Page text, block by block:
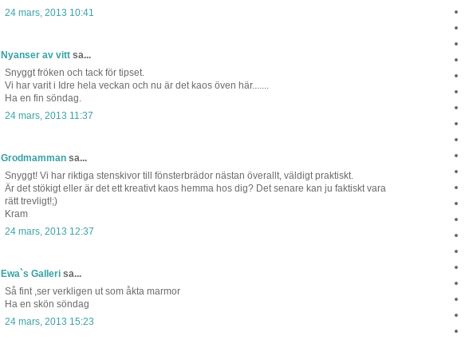
24 mars, 2013 10:41
Nyanser av vitt sa...
Snyggt fröken och tack för tipset.
Vi har varit i Idre hela veckan och nu är det kaos öven här.......
Ha en fin söndag.
24 mars, 2013 11:37
Grodmamman sa...
Snyggt! Vi har riktiga stenskivor till fönsterbrädor nästan överallt, väldigt praktiskt.
Är det stökigt eller är det ett kreativt kaos hemma hos dig? Det senare kan ju faktiskt vara
rätt trevligt!;)
Kram
24 mars, 2013 12:37
Ewa`s Galleri sa...
Så fint ,ser verkligen ut som åkta marmor
Ha en skön söndag
24 mars, 2013 15:23